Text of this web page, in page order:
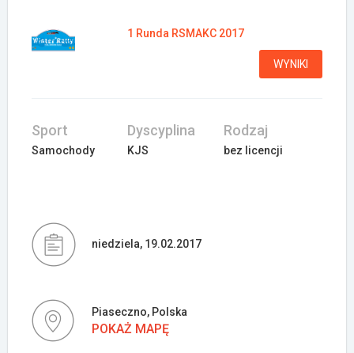
1 Runda RSMAKC 2017
WYNIKI
Sport
Samochody
Dyscyplina
KJS
Rodzaj
bez licencji
niedziela, 19.02.2017
Piaseczno, Polska
POKAŻ MAPĘ